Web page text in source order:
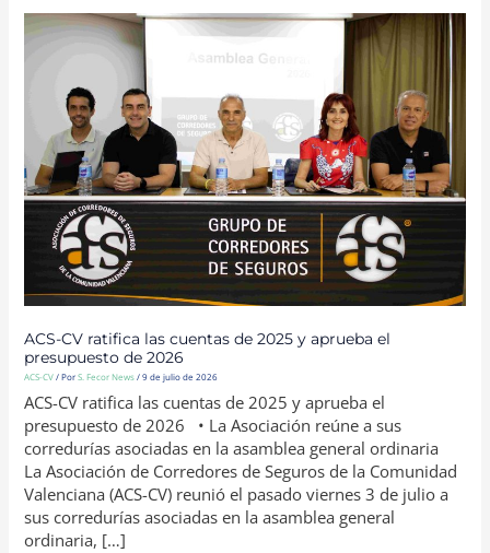
ACS-CV ratifica las cuentas de 2025 y aprueba el
presupuesto de 2026
ACS-CV/ PorS. Fecor News/9 de julio de 2026
ACS-CV ratifica las cuentas de 2025 y aprueba el
presupuesto de 2026 • La Asociación reúne a sus
corredurías asociadas en la asamblea general ordinaria
La Asociación de Corredores de Seguros de la Comunidad
Valenciana (ACS-CV) reunió el pasado viernes 3 de julio a
sus corredurías asociadas en la asamblea general
ordinaria, […]
ACS-
CV
RATIFICA
CUENTAS
DE
2025
Y
APRUEBA
EL
PRESUPUESTO
DE
2026